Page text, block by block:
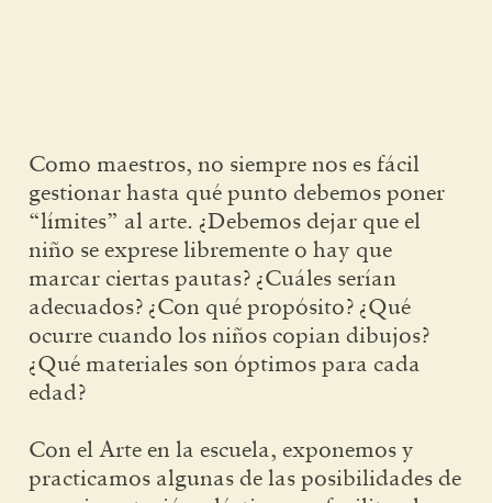
Como maestros, no siempre nos es fácil
gestionar hasta qué punto debemos poner
“límites” al arte. ¿Debemos dejar que el
niño se exprese libremente o hay que
marcar ciertas pautas? ¿Cuáles serían
adecuados? ¿Con qué propósito? ¿Qué
ocurre cuando los niños copian dibujos?
¿Qué materiales son óptimos para cada
edad?
Con el Arte en la escuela, exponemos y
practicamos algunas de las posibilidades de